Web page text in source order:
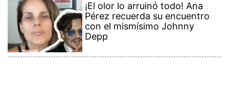
¡El olor lo arruinó todo! Ana
Pérez recuerda su encuentro
con el mismísimo Johnny
Depp